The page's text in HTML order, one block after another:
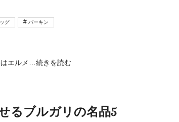
グ バーキン
エルメ …続きを読む
るブルガリの名品5